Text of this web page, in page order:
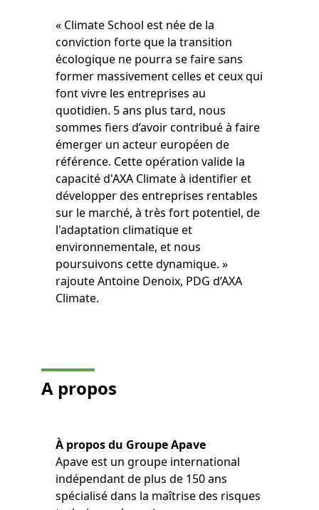
« Climate School est née de la
conviction forte que la transition
écologique ne pourra se faire sans
former massivement celles et ceux qui
font vivre les entreprises au
quotidien. 5 ans plus tard, nous
sommes fiers d’avoir contribué à faire
émerger un acteur européen de
référence. Cette opération valide la
capacité d'AXA Climate à identifier et
développer des entreprises rentables
sur le marché, à très fort potentiel, de
l'adaptation climatique et
environnementale, et nous
poursuivons cette dynamique. »
rajoute Antoine Denoix, PDG d’AXA
Climate.
A propos
À propos du Groupe Apave
Apave est un groupe international
indépendant de plus de 150 ans
spécialisé dans la maîtrise des risques